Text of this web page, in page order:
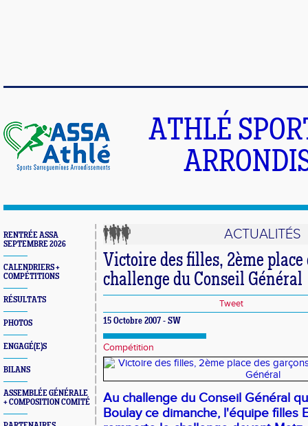
ATHLÉ
RENTRÉE ASSA
SEPTEMBRE 2026
CALENDRIERS +
COMPÉTITIONS
RÉSULTATS
PHOTOS
ENGAGÉ(E)S
BILANS
ASSEMBLÉE GÉNÉRALE
+ COMPOSITION COMITÉ
ACTUALITÉS
Victoire des filles, 2ème place
challenge du Conseil Général
Tweet
15 Octobre 2007 - SW
Compétition
Au challenge du Conseil Général
Boulay ce dimanche, l'équipe filles